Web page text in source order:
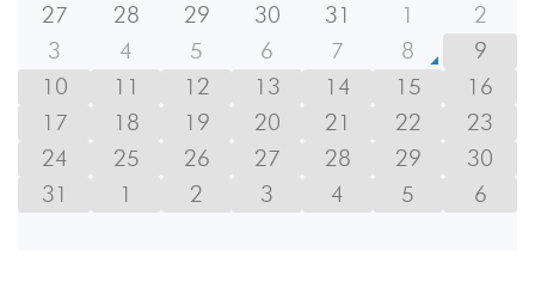
27
28 29 30 31 1
2
3
4 5 6 7 8
9
10
11 12 13 14 15
16
17
18 19 20 21 22
23
24
25 26 27 28 29
30
31
1 2 3 4 5 6